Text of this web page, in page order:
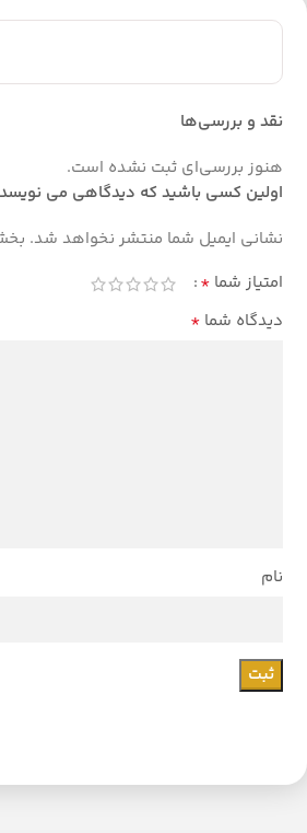
نقد و بررسی‌ها
هنوز بررسی‌ای ثبت نشده است.
اولین کسی باشید که دیدگاهی می
نشانی ایمیل شما منتشر نخواهد شد.
امتیاز شما *
دیدگاه شما *
نام